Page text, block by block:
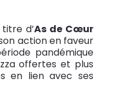
d’As de Cœur
action en faveur
pandémique
offertes et plus
en lien avec ses